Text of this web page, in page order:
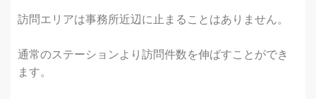
訪問エリアは事務所近辺に止まることはありません。
通常のステーションより訪問件数を伸ばすことができ
ます。